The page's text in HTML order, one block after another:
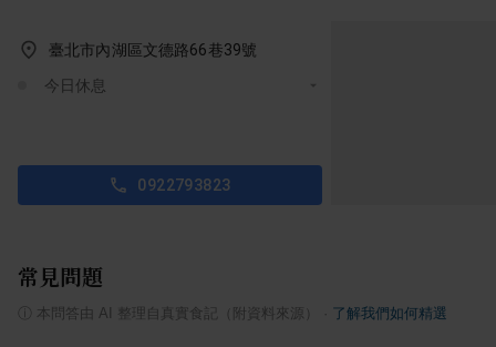
臺北市內湖區文德路66巷39號
今日休息
0922793823
常見問題
本問答由 AI 整理自真實食記（附資料來源） 了解我們如何精選